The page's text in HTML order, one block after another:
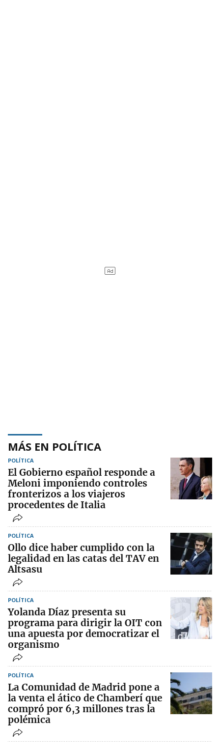
MÁS EN POLÍTICA
POLÍTICA
El Gobierno español responde a
Meloni imponiendo controles
fronterizos a los viajeros
procedentes de Italia
POLÍTICA
Ollo dice haber cumplido con la
legalidad en las catas del TAV en
Altsasu
POLÍTICA
Yolanda Díaz presenta su
programa para dirigir la OIT con
una apuesta por democratizar el
organismo
POLÍTICA
La Comunidad de Madrid pone a
la venta el ático de Chamberí que
compró por 6,3 millones tras la
polémica